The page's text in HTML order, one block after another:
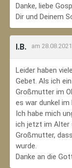
Danke, liebe
Dir und Deinem
I.B. am 28.08.2021
Leider haben
Gebet. Als ich
Großmutter im
es war dunkel im
Ich habe mich
ich jetzt im Alter
Großmutter,
wurde.
Danke an die